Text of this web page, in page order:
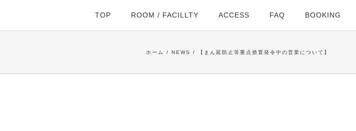
TOP ROOM / FACILLTY ACCESS FAQ BOOKING
ホーム NEWS 【まん延防止等重点措置発令中の営業について】